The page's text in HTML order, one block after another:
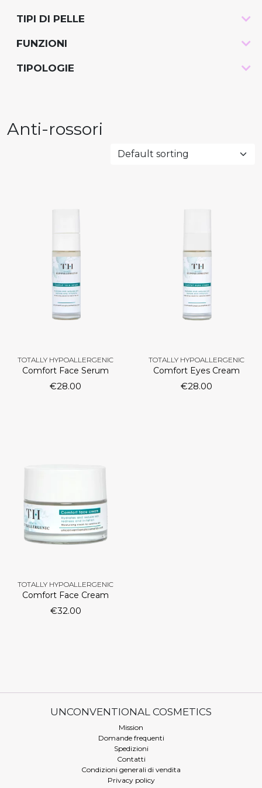
TIPI DI PELLE -
FUNZIONI -
TIPOLOGIE -
Anti-rossori
TOTALLY HYPOALLERGENIC
Comfort Face Serum
€28.00
TOTALLY HYPOALLERGENIC
Comfort Eyes Cream
€28.00
TOTALLY HYPOALLERGENIC
Comfort Face Cream
€32.00
UNCONVENTIONAL COSMETICS
Mission
Domande frequenti
Spedizioni
Contatti
Condizioni generali di vendita
Privacy policy